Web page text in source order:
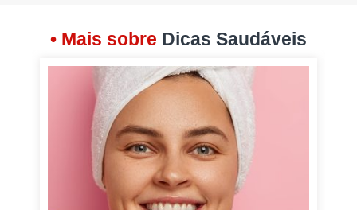
• Mais sobre Dicas Saudáveis